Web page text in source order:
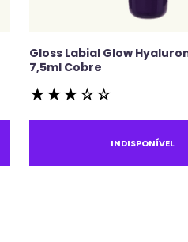
Gloss Labial Glow
7,5ml Cobre
★★★☆☆
INDISPONÍVEL